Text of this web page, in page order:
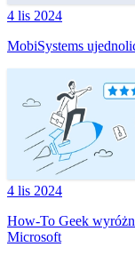
4 lis 2024
MobiSystems
4 lis 2024
How-To Geek
Microsoft